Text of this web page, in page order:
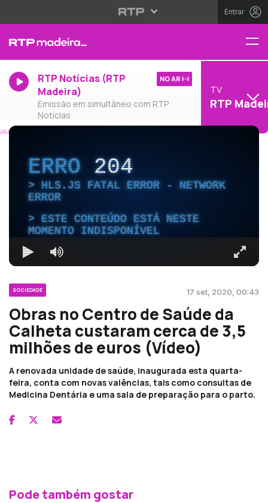
Entrar
RTP Notícias (RTP
Madeira)
Emissão em simultâneo com RTP
Notícias
NO AR
TV
RTP
ERRO204
HLS.JS FATAL ERROR - NETWORK
ERROR
ESTE CONTEÚDO ESTÁ NESTE
MOMENTO INDISPONÍVEL
SOCIEDADE 17 set, 2020, 00:43
Obras no Centro de Saúde da
Calheta custaram cerca de 3,5
milhões de euros (Vídeo)
A renovada unidade de saúde, inaugurada esta quarta-
feira, conta com novas valências, tais como consultas de
Medicina Dentária e uma sala de preparação para o parto.
Pode também gostar